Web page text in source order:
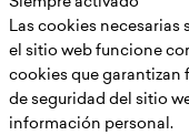
Las cookies
el sitio web funcione
cookies que garantizan
de seguridad del sitio
información personal.